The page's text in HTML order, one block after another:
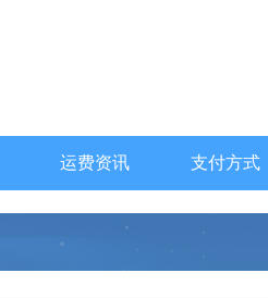
运费资讯 支付方式